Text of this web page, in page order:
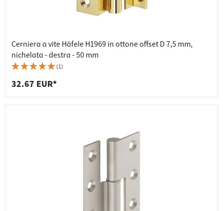
Cerniera a vite Häfele H1969 in ottone offset D 7,5 mm,
nichelata - destra - 50 mm
(1)
32.67 EUR*